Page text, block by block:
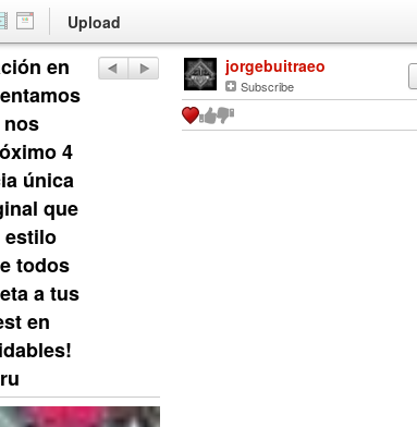
Upload
en
nos
4
única
que
estilo
todos
a tus
en
jorgebuitraeo
Subscribe